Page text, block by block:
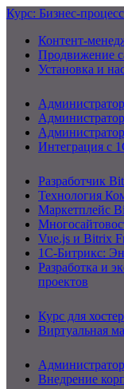
Курс: Бизнес-
Контент-
Продвижение
Установка и
Интеграция с
Разработчик
Технология
Маркетплейс
Vue.js и Bitrix
1С-Битрикс:
Разработка и
проектов
Курс для
Виртуальная
Внедрение